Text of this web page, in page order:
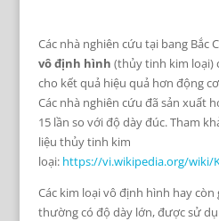
Các nhà nghiên cứu tại bang Bắc
vô định hình (thủy tinh kim loại)
cho kết quả hiệu quả hơn động
Các nhà nghiên cứu đã sản xuất
15 lần so với độ dày đúc. Tham
liệu thủy tinh kim
loại: https://vi.wikipedia.org/wiki/
Các kim loại vô định hình hay còn
thường có độ dày lớn, được sử